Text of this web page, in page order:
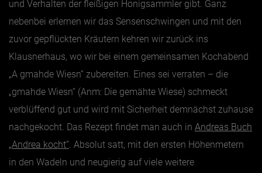
und Verhalten der fleißigen Honigsammler gibt. Ganz
nebenbei erlernen wir das Sensenschwingen und mit den
zuvor gepflückten Kräutern kehren wir zurück ins
Klausnerhaus, wo wir bei einem gemeinsamen Kochabend
„A gmahde Wiesn“ zubereiten. Eines sei verraten – die
„gmahde Wiesn“ (Anm: Die gemähte Wiese) schmeckt
verblüffend gut und wird mit Sicherheit demnächst zuhause
nachgekocht. Das Rezept findet man auch in Andreas Buch
„Andrea kocht“ . Absolut satt, mit den ersten Höhenmetern
in den Wadeln und neugierig auf viele weitere